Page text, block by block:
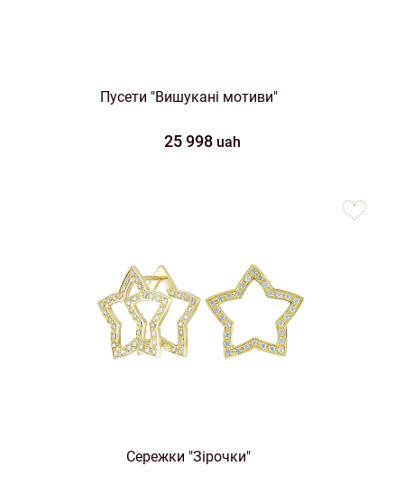
Пусети "Вишукані мотиви"
25 998 uah
Сережки "Зірочки"
favorites